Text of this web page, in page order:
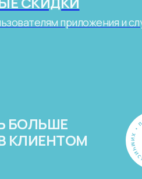
приложения и
БОЛЬШЕ
КЛИЕНТОМ